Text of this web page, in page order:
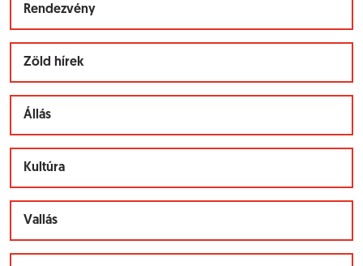
Rendezvény
Zöld hírek
Állás
Kultúra
Vallás